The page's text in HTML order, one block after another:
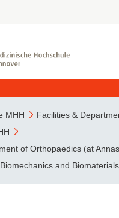
MHH
Facilities &
of Orthopaedics (at
and Biomaterials
been partially or fully